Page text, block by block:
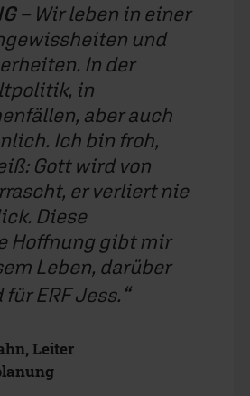
– Wir leben in einer
und
In der
in
aber auch
Ich bin froh,
Gott wird von
er verliert nie
Diese
Hoffnung gibt mir
Leben, darüber
ERF Jess.
Leiter